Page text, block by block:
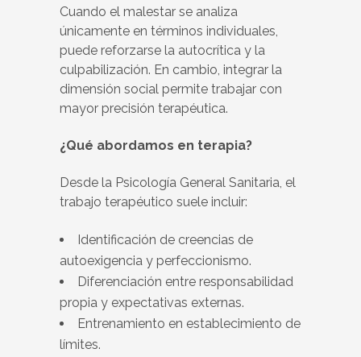
Cuando el malestar se analiza
únicamente en términos individuales,
puede reforzarse la autocrítica y la
culpabilización. En cambio, integrar la
dimensión social permite trabajar con
mayor precisión terapéutica.
¿Qué abordamos en terapia?
Desde la Psicología General Sanitaria, el
trabajo terapéutico suele incluir:
Identificación de creencias de
autoexigencia y perfeccionismo.
Diferenciación entre responsabilidad
propia y expectativas externas.
Entrenamiento en establecimiento de
límites.